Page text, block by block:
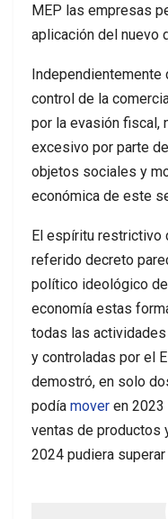
MEP las empresas
aplicación del nuevo
Independientemente
control de la
por la evasión fiscal,
excesivo por parte
objetos sociales y
económica de este
El espíritu restrictivo
referido decreto
político ideológico
economía estas
todas las
y controladas por el
demostró, en solo
podía mover en 2023
ventas de productos
2024 pudiera